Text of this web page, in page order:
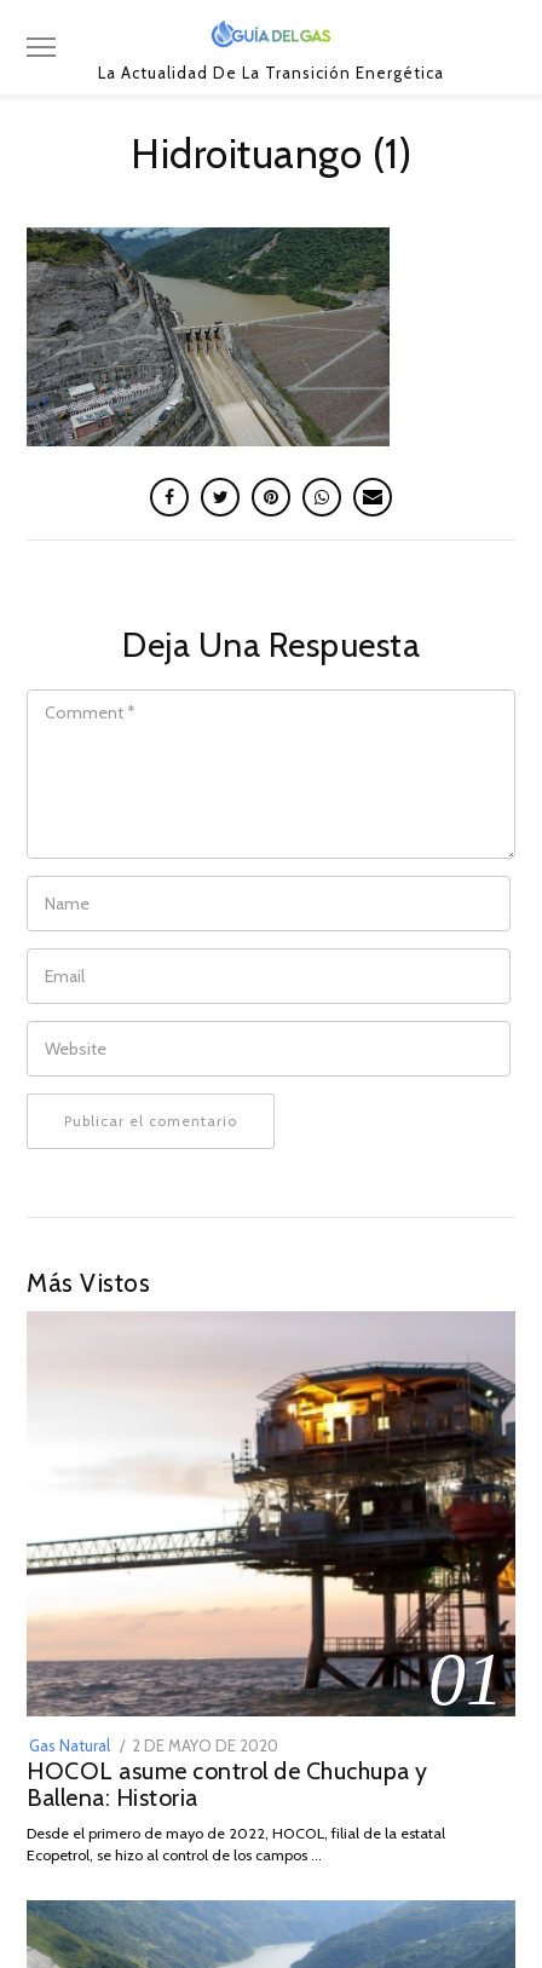
La Actualidad De La Transición Energética
Hidroituango (1)
Deja Una Respuesta
COMMENT
NAME
EMAIL
WEBSITE
Más Vistos
01
Gas Natural
POSTED
ON
2 DE MAYO DE 2020
DE
2026
HOCOL asume control de Chuchupa y
Ballena: Historia
Desde el primero de mayo de 2022, HOCOL, filial de la estatal
Ecopetrol, se hizo al control de los campos …